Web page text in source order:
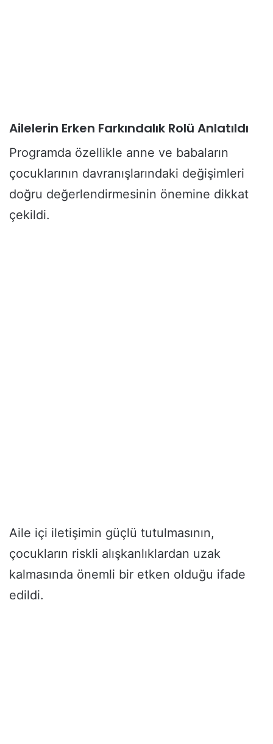
Ailelerin Erken Farkındalık Rolü Anlatıldı
Programda özellikle anne ve babaların
çocuklarının davranışlarındaki değişimleri
doğru değerlendirmesinin önemine dikkat
çekildi.
Aile içi iletişimin güçlü tutulmasının,
çocukların riskli alışkanlıklardan uzak
kalmasında önemli bir etken olduğu ifade
edildi.